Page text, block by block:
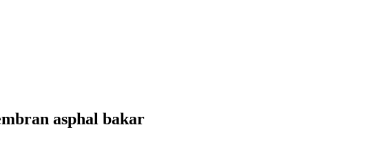
asphal bakar